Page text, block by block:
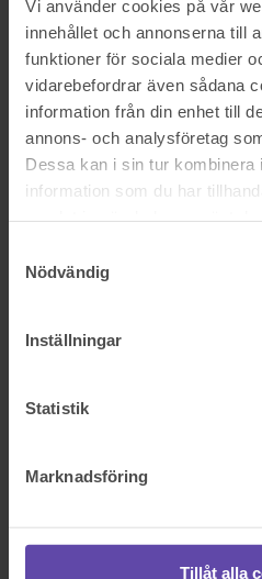
Vi använder cookies på vår
innehållet och annonserna till
funktioner för sociala medier
vidarebefordrar även sådana
information från din enhet till
annons- och analysföretag
Dessa kan i sin tur kombinera
information som du har
Nödvändig
Inställningar
Statistik
Marknadsföring
Tillåt alla
På kontor, telefon eller onlinemöte
Dela fråga
Rådgivarens
2018-01-30
Hej och tack för att du vänder dig
Du nämner inte i din fråga hur
Om föräldrarna till ett barn inte bor
barnets boende, och är vårdnaden
föräldrarna. Om föräldrarna inte
ska vara utgångspunkten, och det
6 kap. 2 a § föräldrabalken